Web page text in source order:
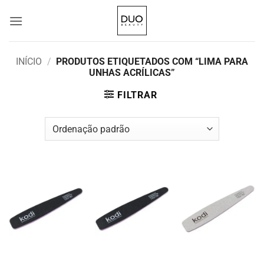
INÍCIO / PRODUTOS ETIQUETADOS COM “LIMA PARA
UNHAS ACRÍLICAS”
FILTRAR